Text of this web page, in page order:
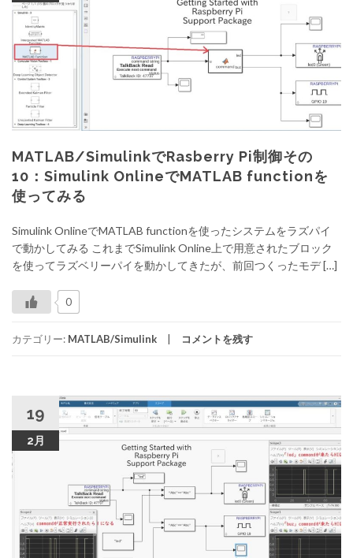
MATLAB/SimulinkでRasberry Pi制御その
10：Simulink OnlineでMATLAB functionを
使ってみる
Simulink OnlineでMATLAB functionを使ったシステムをラズパイ
で動かしてみる これまでSimulink Online上で用意されたブロック
を使ってラズベリーパイを動かしてきたが、前回つくったモデ […]
0
カテゴリー: MATLAB/Simulink コメントを残す
19
2月